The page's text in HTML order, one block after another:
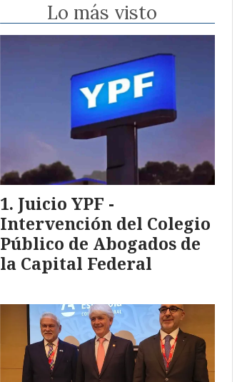
Lo más visto
Juicio YPF -
Intervención del Colegio
Público de Abogados de
la Capital Federal